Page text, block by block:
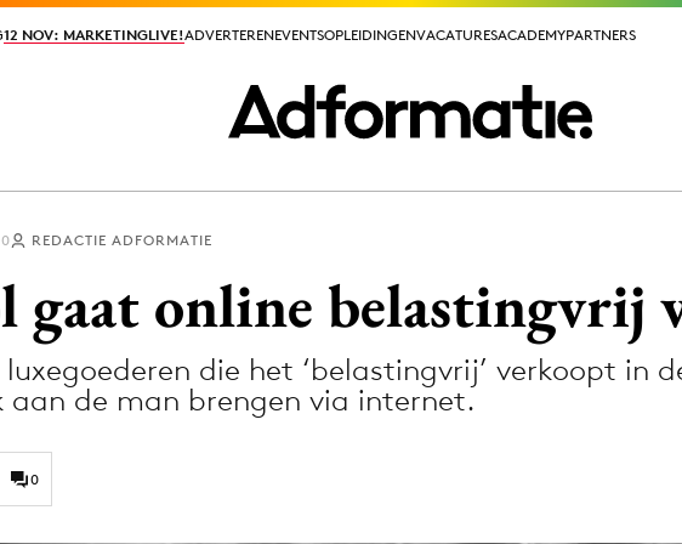
12 NOV: MARKETINGLIVE!ADVERTERENEVENTSOPLEIDINGENVACATURESACADEMYPARTNERS
12 NOV: MARKETINGLIVE!ADVERTERENEVENTSOPLEIDINGENVACATURESACADEMYPARTNERS
Digital transformation
Diversiteit
REDACTIE ADFORMATIE
gaat online belastingvrij
die het ‘belastingvrij’ verkoopt in
aan de man brengen via internet.
0